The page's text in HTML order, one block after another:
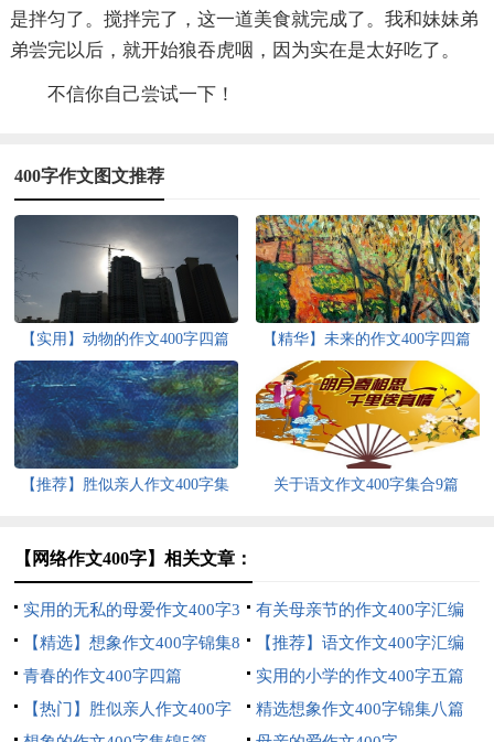
是拌匀了。搅拌完了，这一道美食就完成了。我和妹妹弟
弟尝完以后，就开始狼吞虎咽，因为实在是太好吃了。
不信你自己尝试一下！
400字作文图文推荐
【实用】动物的作文400字四篇 【精华】未来的作文400字四篇
【推荐】胜似亲人作文400字集
关于语文作文400字集合9篇
【网络作文400字】相关文章：
实用的无私的母爱作文400字3
篇
有关母亲节的作文400字汇编
六篇
【精选】想象作文400字锦集8
篇
【推荐】语文作文400字汇编
九篇
青春的作文400字四篇
实用的小学的作文400字五篇
【热门】胜似亲人作文400字
精选想象作文400字锦集八篇